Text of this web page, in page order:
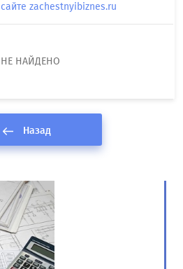
сайте zachestnyibiznes.ru
НЕ НАЙДЕНО
Назад